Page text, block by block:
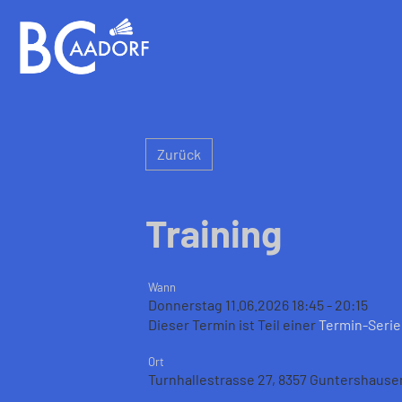
Zurück
Training
Wann
Donnerstag 11.06.2026 18:45 - 20:15
Dieser Termin ist Teil einerTermin-Serie
Ort
Turnhallestrasse 27, 8357